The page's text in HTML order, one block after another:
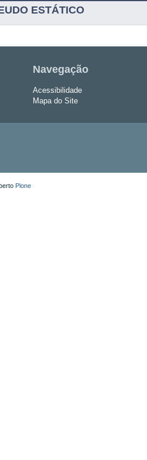
ESTÁTICO
Navegação
Acessibilidade
Mapa do Site
Plone